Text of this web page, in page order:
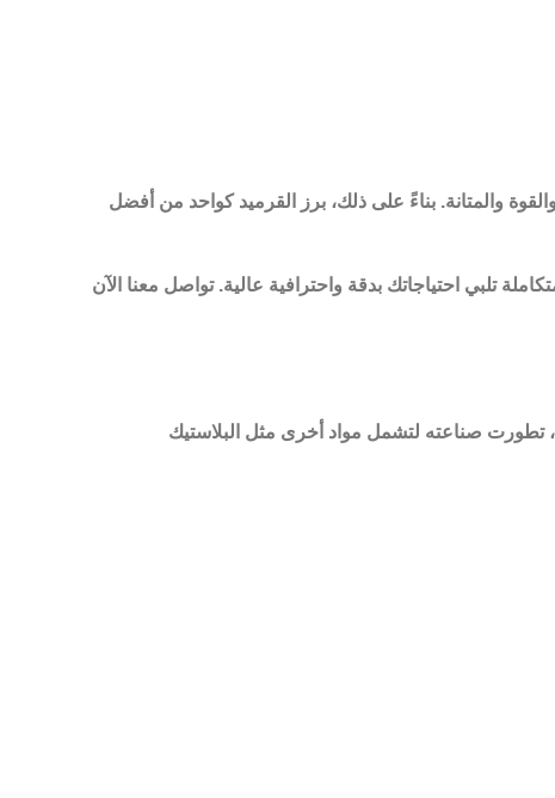
والمتانة. بناءً على ذلك، برز القرميد كواحد من أفضل
تلبي احتياجاتك بدقة واحترافية عالية. تواصل معنا الآن
تطورت صناعته لتشمل مواد أخرى مثل البلاستيك